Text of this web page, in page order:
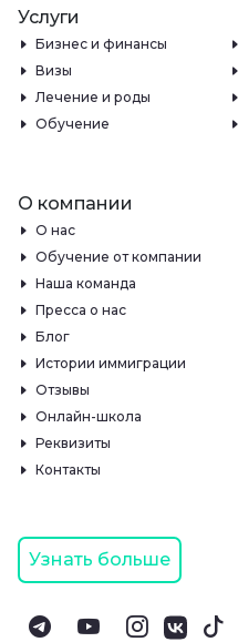
Услуги
Бизнес и финансы
Визы
Лечение и роды
Обучение
О компании
О нас
Обучение от компании
Наша команда
Пресса о нас
Блог
Истории иммиграции
Отзывы
Онлайн-школа
Реквизиты
Контакты
Узнать больше